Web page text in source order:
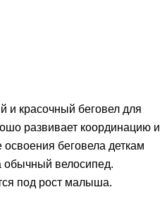
и красочный беговел для
развивает координацию и
беговела деткам
обычный велосипед.
под рост малыша.